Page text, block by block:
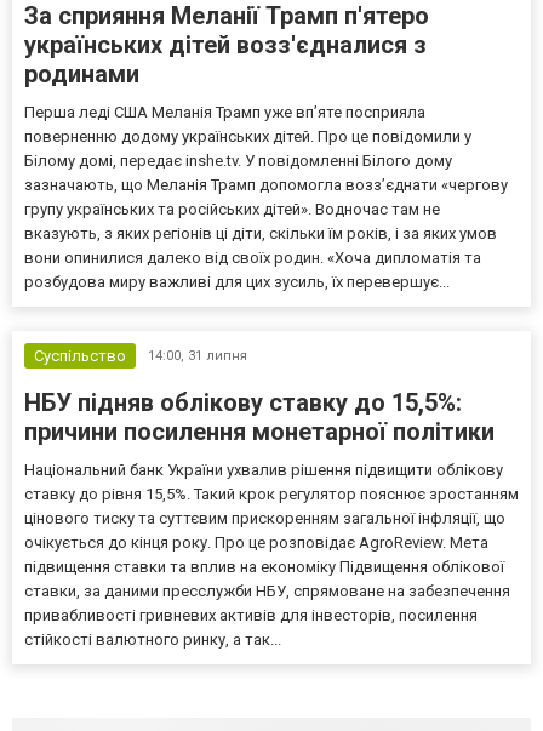
За сприяння Меланії Трамп п'ятеро
українських дітей возз'єдналися з
родинами
Перша леді США Меланія Трамп уже впʼяте посприяла
поверненню додому українських дітей. Про це повідомили у
Білому домі, передає inshe.tv. У повідомленні Білого дому
зазначають, що Меланія Трамп допомогла возз’єднати «чергову
групу українських та російських дітей». Водночас там не
вказують, з яких регіонів ці діти, скільки їм років, і за яких умов
вони опинилися далеко від своїх родин. «Хоча дипломатія та
розбудова миру важливі для цих зусиль, їх перевершує...
Суспільство 14:00, 31 липня
НБУ підняв облікову ставку до 15,5%:
причини посилення монетарної політики
Національний банк України ухвалив рішення підвищити облікову
ставку до рівня 15,5%. Такий крок регулятор пояснює зростанням
цінового тиску та суттєвим прискоренням загальної інфляції, що
очікується до кінця року. Про це розповідає AgroReview. Мета
підвищення ставки та вплив на економіку Підвищення облікової
ставки, за даними пресслужби НБУ, спрямоване на забезпечення
привабливості гривневих активів для інвесторів, посилення
стійкості валютного ринку, а так...